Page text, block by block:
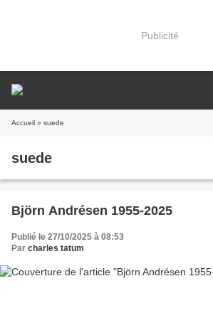
Publicité
Accueil » suede
suede
Björn Andrésen 1955-2025
Publié le 27/10/2025 à 08:53
Par charles tatum